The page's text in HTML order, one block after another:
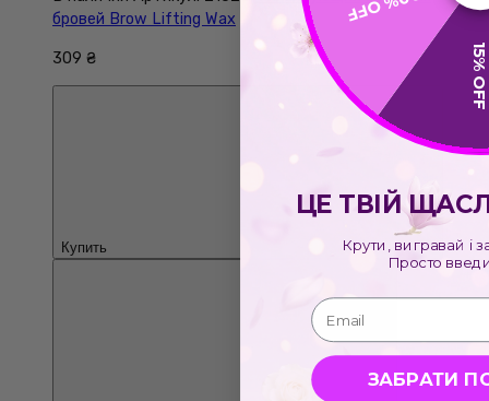
бровей Brow Lifting Wax
309 ₴
Купить
15% OFF
ЦЕ ТВІЙ
Крути, вигравай і
Просто
Email
ЗАБРАТИ